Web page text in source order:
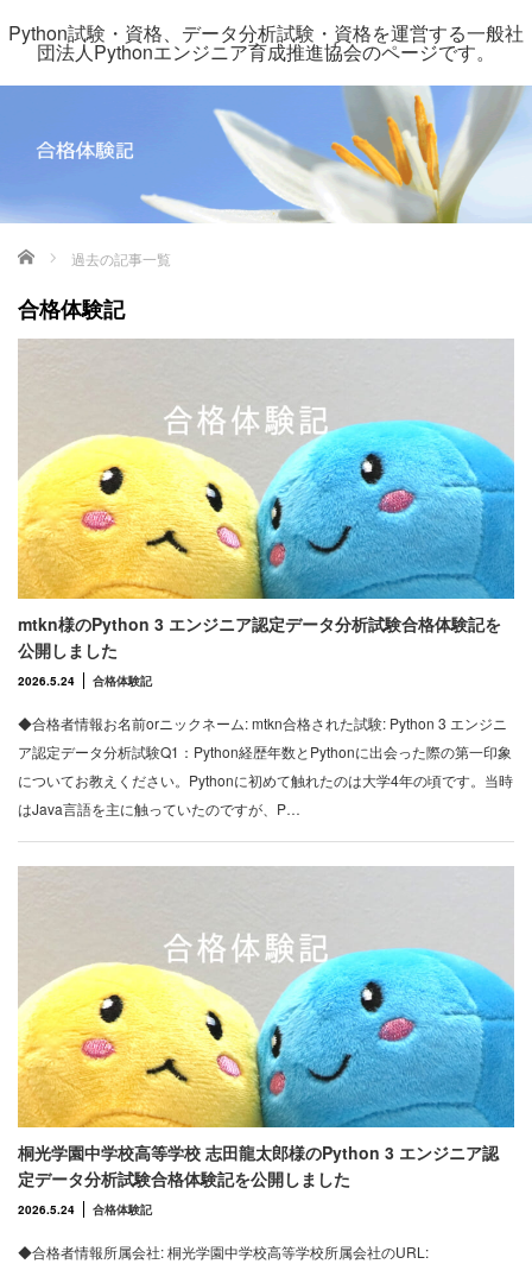
Python試験・資格、データ分析試験・資格を運営する一般社
団法人Pythonエンジニア育成推進協会のページです。
ホーム 過去の記事一覧
合格体験記
mtkn様のPython 3 エンジニア認定データ分析試験合格体験記を
公開しました
2026.5.24 合格体験記
◆合格者情報お名前orニックネーム: mtkn合格された試験: Python 3 エンジニ
ア認定データ分析試験Q1：Python経歴年数とPythonに出会った際の第一印象
についてお教えください。Pythonに初めて触れたのは大学4年の頃です。当時
はJava言語を主に触っていたのですが、P…
桐光学園中学校高等学校 志田龍太郎様のPython 3 エンジニア認
定データ分析試験合格体験記を公開しました
2026.5.24 合格体験記
◆合格者情報所属会社: 桐光学園中学校高等学校所属会社のURL: